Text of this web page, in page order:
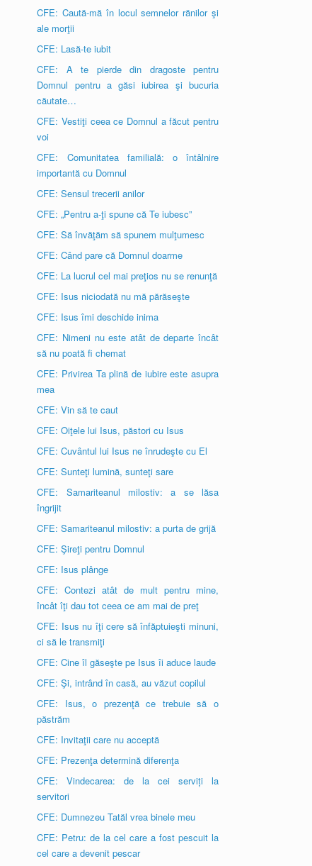
CFE: Caută-mă în locul semnelor rănilor şi
ale morţii
CFE: Lasă-te iubit
CFE: A te pierde din dragoste pentru
Domnul pentru a găsi iubirea şi bucuria
căutate…
CFE: Vestiţi ceea ce Domnul a făcut pentru
voi
CFE: Comunitatea familială: o întâlnire
importantă cu Domnul
CFE: Sensul trecerii anilor
CFE: „Pentru a-ţi spune că Te iubesc”
CFE: Să învăţăm să spunem mulţumesc
CFE: Când pare că Domnul doarme
CFE: La lucrul cel mai preţios nu se renunţă
CFE: Isus niciodată nu mă părăseşte
CFE: Isus îmi deschide inima
CFE: Nimeni nu este atât de departe încât
să nu poată fi chemat
CFE: Privirea Ta plină de iubire este asupra
mea
CFE: Vin să te caut
CFE: Oiţele lui Isus, păstori cu Isus
CFE: Cuvântul lui Isus ne înrudeşte cu El
CFE: Sunteţi lumină, sunteţi sare
CFE: Samariteanul milostiv: a se lăsa
îngrijit
CFE: Samariteanul milostiv: a purta de grijă
CFE: Şireţi pentru Domnul
CFE: Isus plânge
CFE: Contezi atât de mult pentru mine,
încât îţi dau tot ceea ce am mai de preţ
CFE: Isus nu îţi cere să înfăptuieşti minuni,
ci să le transmiţi
CFE: Cine îl găseşte pe Isus îi aduce laude
CFE: Şi, intrând în casă, au văzut copilul
CFE: Isus, o prezenţă ce trebuie să o
păstrăm
CFE: Invitaţii care nu acceptă
CFE: Prezenţa determină diferenţa
CFE: Vindecarea: de la cei serviți la
servitori
CFE: Dumnezeu Tatăl vrea binele meu
CFE: Petru: de la cel care a fost pescuit la
cel care a devenit pescar